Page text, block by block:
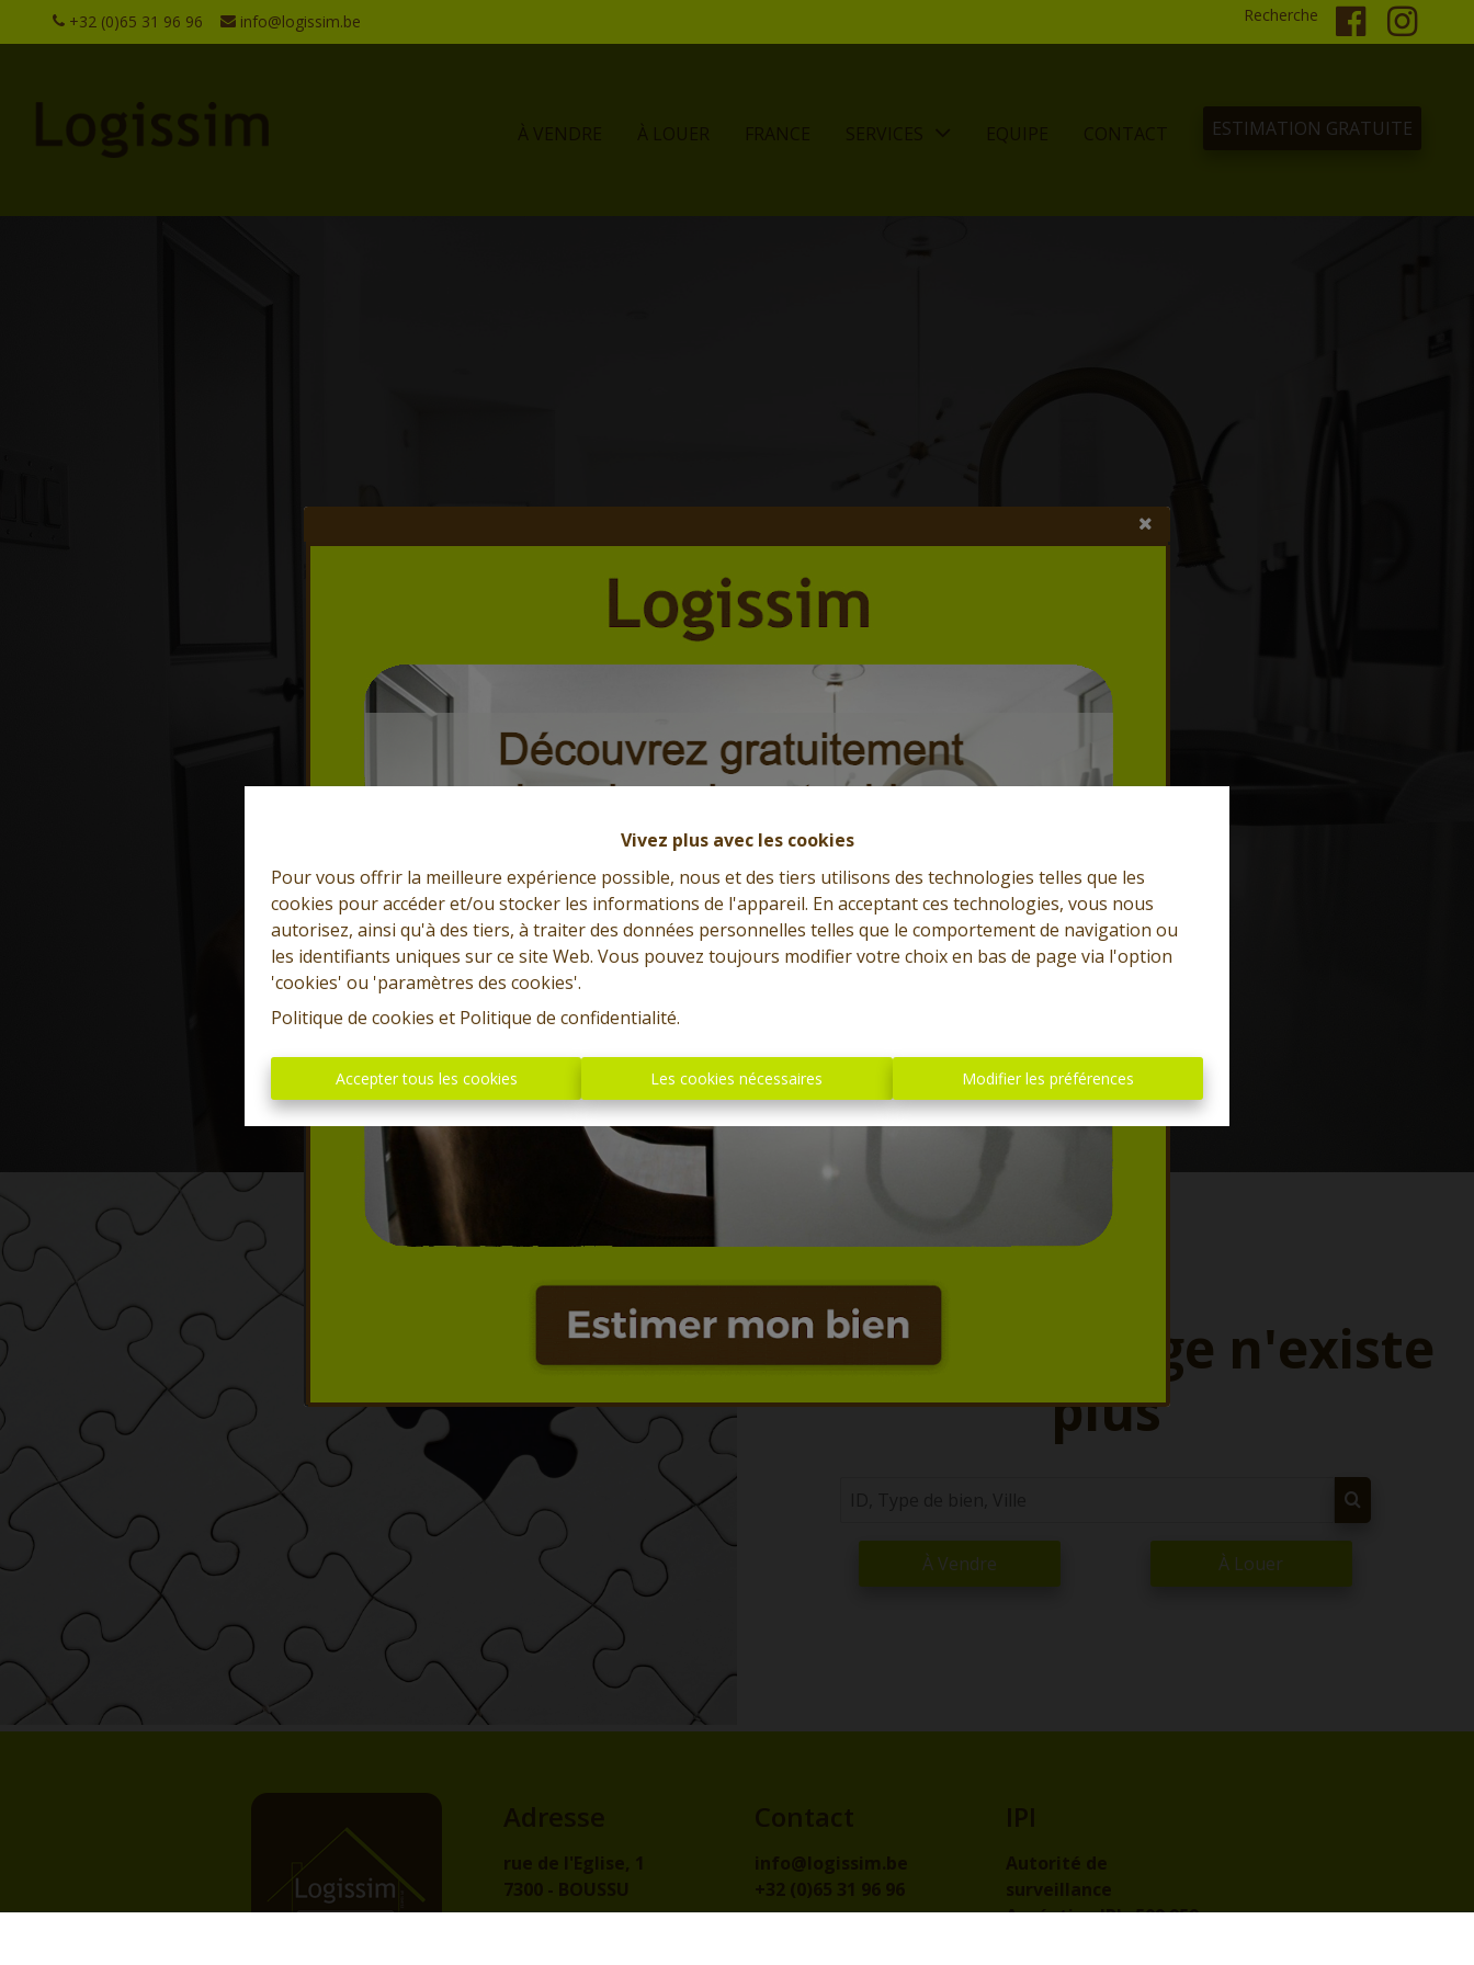
Vivez plus avec les cookies
Pour vous offrir la meilleure expérience possible, nous et des tiers utilisons des technologies telles que les
cookies pour accéder et/ou stocker les informations de l'appareil. En acceptant ces technologies, vous nous
autorisez, ainsi qu'à des tiers, à traiter des données personnelles telles que le comportement de navigation ou
les identifiants uniques sur ce site Web. Vous pouvez toujours modifier votre choix en bas de page via l'option
'cookies' ou 'paramètres des cookies'.
Politique de cookies et Politique de confidentialité.
Accepter tous les cookies Les cookies nécessaires Modifier les préférences
+32 (0)65 31 96 96 info@logissim.be Recherche
À VENDRE À LOUER FRANCE SERVICES EQUIPE CONTACT ESTIMATION GRATUITE
Et l'immobilier s'exprime
Oups, cette page n'existe
plus
À Vendre À Louer
Adresse
rue de l'Eglise, 1
7300 - BOUSSU
Contact
info@logissim.be
+32 (0)65 31 96 96
IPI
Autorité de
surveillance
Agréation IPI :509.959